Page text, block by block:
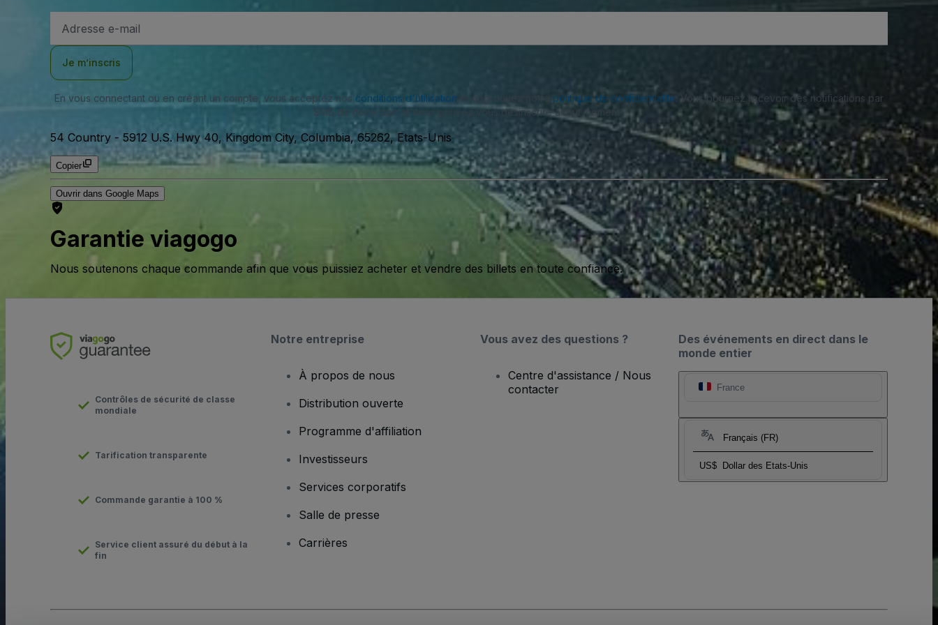
e-
Je m’inscris
En vous connectant ou en créant un compte, vous acceptez nos conditions d'utilisation et approuvez notre politique de confidentialité . Vous pourriez recevoir des notifications par
SMS de notre part et vous pouvez vous désinscrire à tout moment.
54 Country - 5912 U.S. Hwy 40, Kingdom City, Columbia, 65262, Etats-Unis
Copier
Ouvrir dans Google Maps
Garantie viagogo
Nous soutenons chaque commande afin que vous puissiez acheter et vendre des billets en toute confiance.
Des événements en direct dans le
monde entier
France
Français (FR)
US$ Dollar des Etats-Unis
Contrôles de sécurité de classe
mondiale
Tarification transparente
Commande garantie à 100 %
Service client assuré du début à la
fin
Notre entreprise
À propos de nous
Distribution ouverte
Programme d'affiliation
Investisseurs
Services corporatifs
Salle de presse
Carrières
Vous avez des questions ?
Centre d'assistance / Nous
contacter